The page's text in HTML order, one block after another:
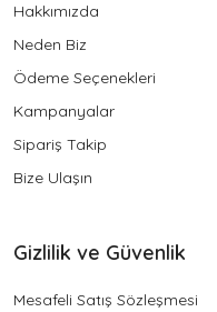
Hakkımızda
Neden Biz
Ödeme Seçenekleri
Kampanyalar
Sipariş Takip
Bize Ulaşın
Gizlilik ve Güvenlik
Mesafeli Satış Sözleşmesi